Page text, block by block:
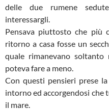
delle due rumene
interessargli.
Pensava piuttosto che più
ritorno a casa fosse un
quale rimanevano
poteva fare a meno.
Con questi pensieri prese
intorno ed accorgendosi che
il mare.